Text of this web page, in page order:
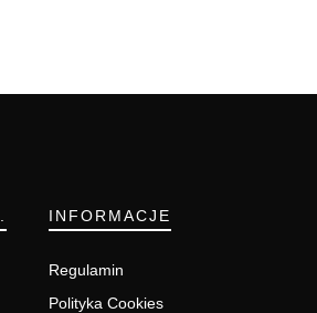
INFORMACJE
Regulamin
Polityka Cookies